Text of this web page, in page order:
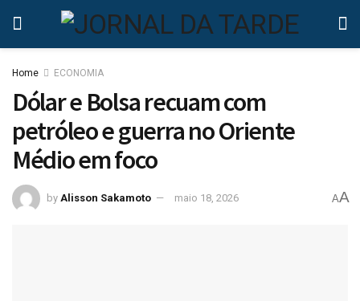
Home ECONOMIA
Dólar e Bolsa recuam com
petróleo e guerra no Oriente
Médio em foco
by Alisson Sakamoto maio 18, 2026 AA